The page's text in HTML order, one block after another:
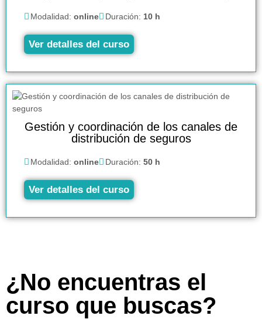
Modalidad: online Duración: 10 h
Ver detalles del curso
Gestión y coordinación de los canales de
distribución de seguros
Modalidad: online Duración: 50 h
Ver detalles del curso
¿No encuentras el
curso que buscas?